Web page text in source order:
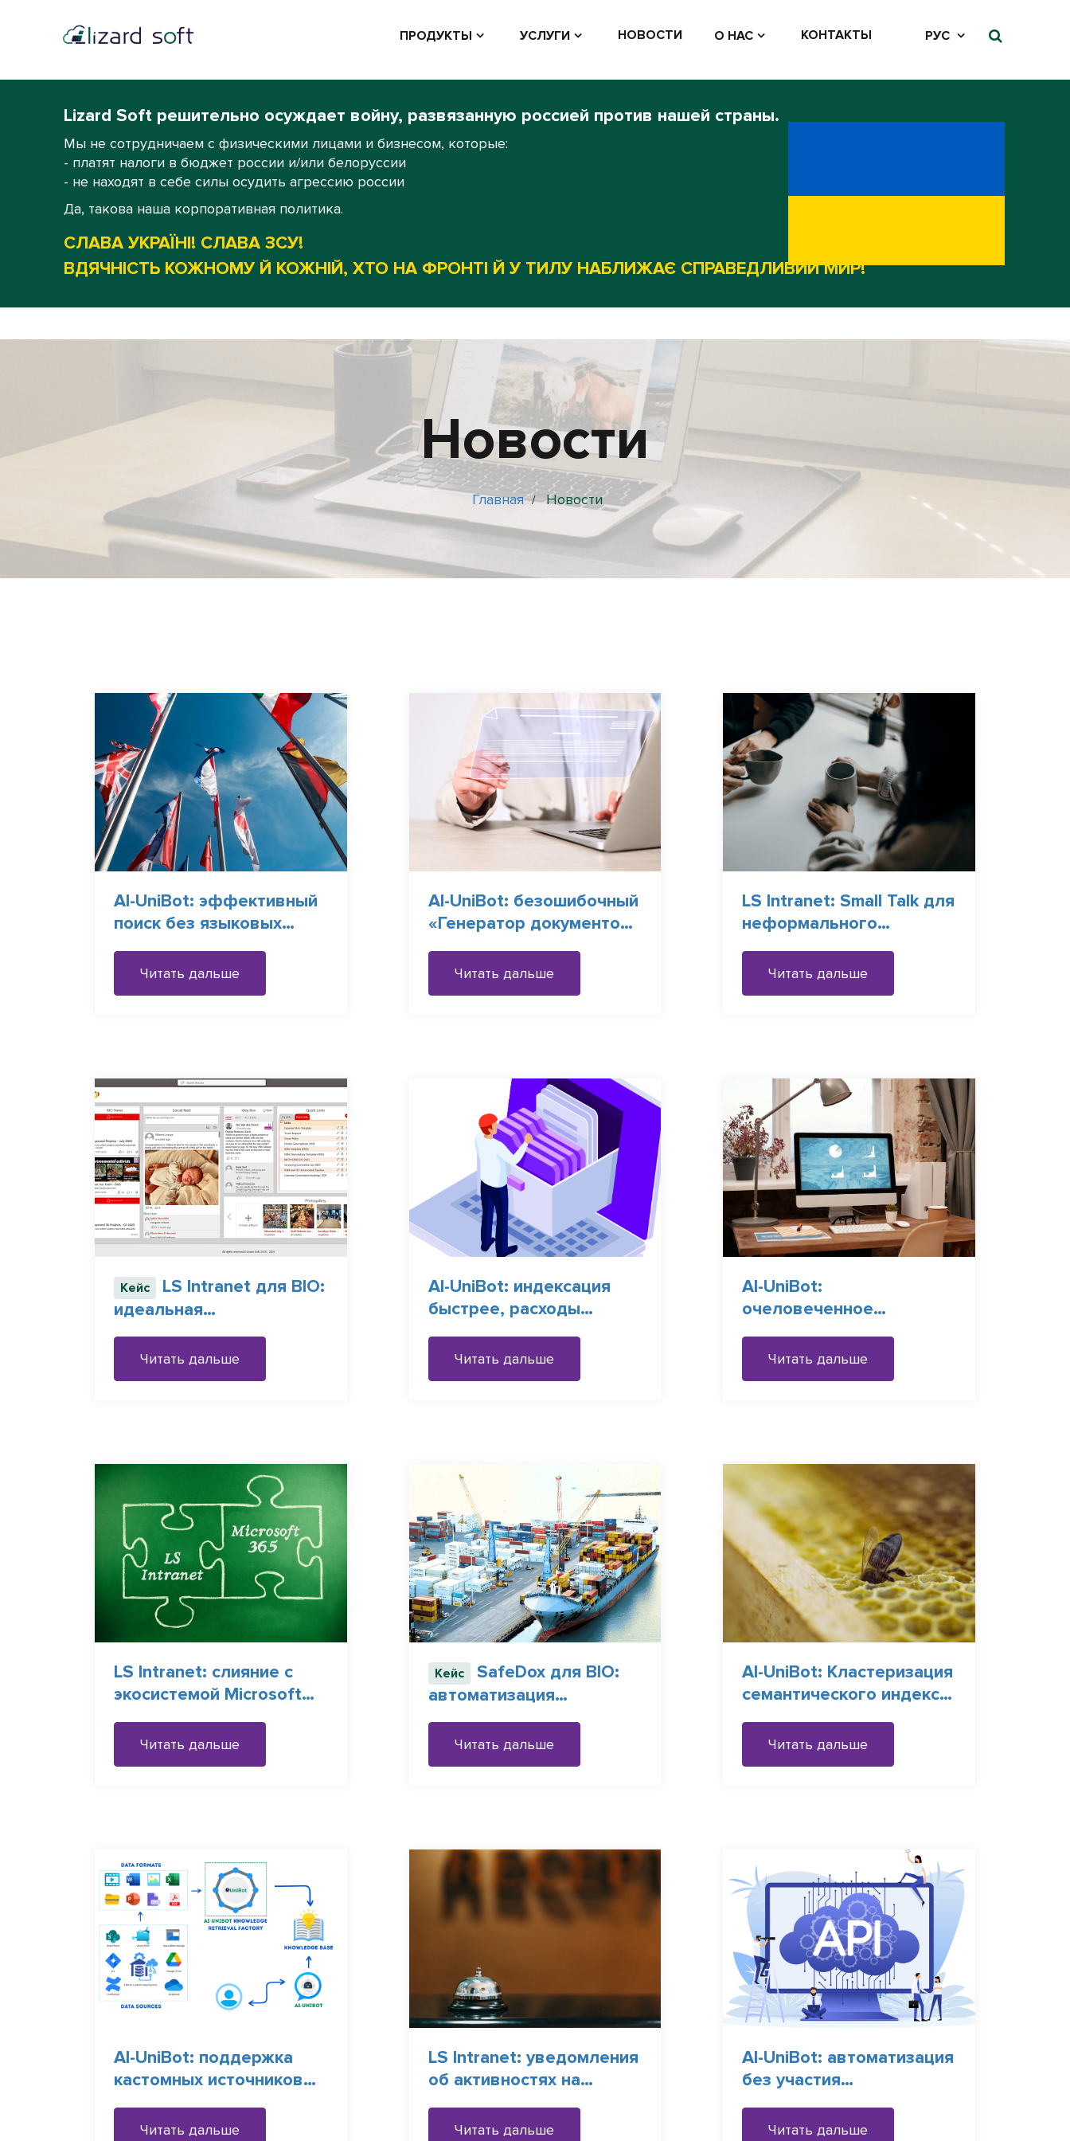
ПРОДУКТЫ УСЛУГИ НОВОСТИ О НАС КОНТАКТЫ РУС
Lizard Soft решительно осуждает войну, развязанную россией против нашей страны.
Мы не сотрудничаем с физическими лицами и бизнесом, которые:
- платят налоги в бюджет россии и/или белоруссии
- не находят в себе силы осудить агрессию россии
Да, такова наша корпоративная политика.
СЛАВА УКРАЇНІ! СЛАВА ЗСУ!
ВДЯЧНІСТЬ КОЖНОМУ Й КОЖНІЙ, ХТО НА ФРОНТІ Й У ТИЛУ НАБЛИЖАЄ СПРАВЕДЛИВИЙ МИР!
Новости
Главная / Новости
AI-UniBot: эффективный
поиск без языковых
барьеров
Читать дальше
AI-UniBot: безошибочный
«Генератор документов»
в Word
Читать дальше
LS Intranet: Small Talk для
неформального
общения
Читать дальше
Кейс
LS Intranet для BIO:
идеальная
синхронизация
процессов
Читать дальше
AI-UniBot: индексация
быстрее, расходы
меньше
Читать дальше
AI-UniBot:
очеловеченное
мышление с DeepThink
Читать дальше
LS Intranet: слияние с
экосистемой Microsoft
365
Читать дальше
Кейс
SafeDox для BIO:
автоматизация
обработки заявок на
закупки
Читать дальше
AI-UniBot: Кластеризация
семантического индекса
для ускоренного АІ-
поиска
Читать дальше
AI-UniBot: поддержка
кастомных источников
данных
Читать дальше
LS Intranet: уведомления
об активностях на
портале
Читать дальше
AI-UniBot: автоматизация
без участия
Разработчиков
Читать дальше